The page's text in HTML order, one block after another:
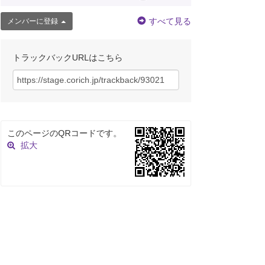
メンバーに登録 すべて見る
トラックバックURLはこちら
このページのQRコードです。
拡大